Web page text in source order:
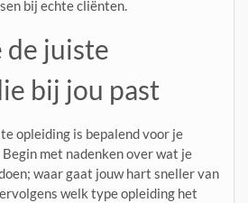
bij echte cliënten.
de juiste
bij jou past
opleiding is bepalend voor je
met nadenken over wat je
waar gaat jouw hart sneller van
welk type opleiding het